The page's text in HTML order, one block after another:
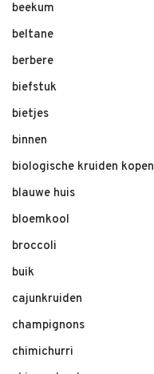
beekum
beltane
berbere
biefstuk
bietjes
binnen
biologische kruiden kopen
blauwe huis
bloemkool
broccoli
buik
cajunkruiden
champignons
chimichurri